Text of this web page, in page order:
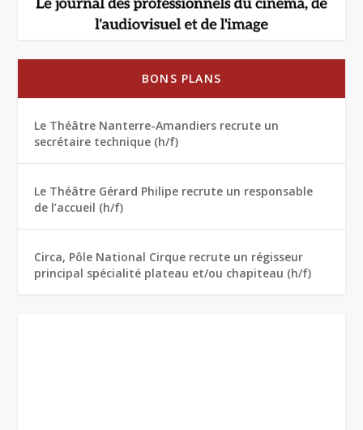
BONS PLANS
Le Théâtre Nanterre-Amandiers recrute un
secrétaire technique (h/f)
Le Théâtre Gérard Philipe recrute un responsable
de l’accueil (h/f)
Circa, Pôle National Cirque recrute un régisseur
principal spécialité plateau et/ou chapiteau (h/f)